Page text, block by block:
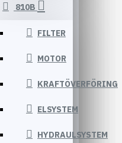
810B
FILTER
MOTOR
KRAFTÖVERFÖRING
ELSYSTEM
HYDRAULSYSTEM